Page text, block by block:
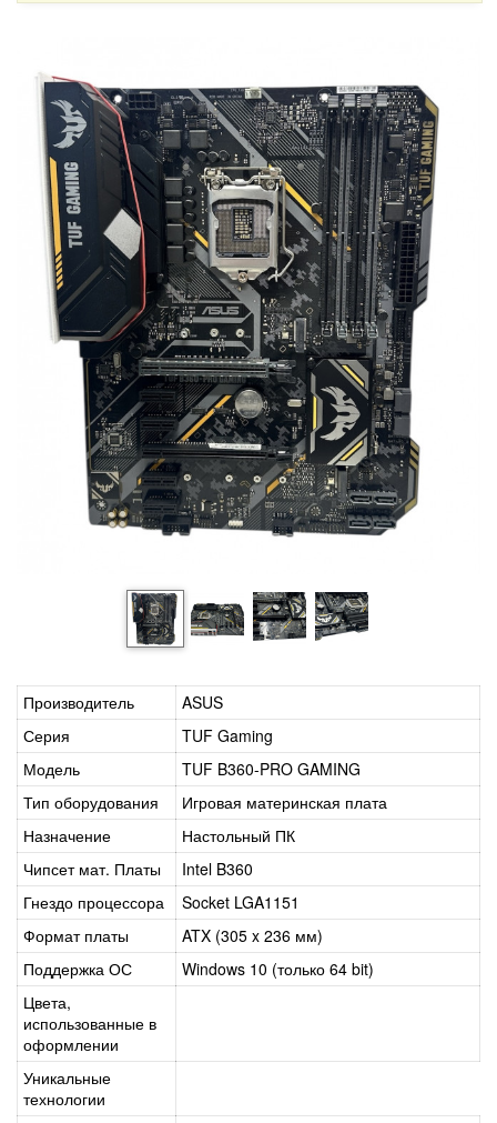
Производитель
ASUS
Серия
TUF Gaming
Модель
TUF B360-PRO GAMING
Тип оборудования
Игровая материнская плата
Назначение
Настольный ПК
Чипсет мат. Платы
Intel B360
Гнездо процессора
Socket LGA1151
Формат платы
ATX (305 x 236 мм)
Поддержка ОС
Windows 10 (только 64 bit)
Цвета,
использованные в
оформлении
Уникальные
технологии